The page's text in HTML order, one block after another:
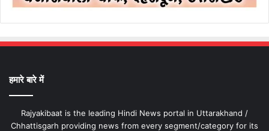
हमारे बारे में
Rajyakibaat is the leading Hindi News portal in Uttarakhand /
Chhattisgarh providing news from every segment/category for its